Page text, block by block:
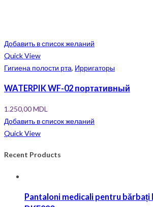
Добавить в список желаний
Quick View
Гигиена полости рта, Ирригаторы
WATERPIK WF-02 портативный
1.250,00MDL
Добавить в список желаний
Quick View
Recent Products
Pantaloni medicali pentru bărbați